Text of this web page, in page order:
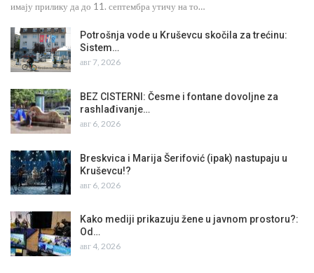
имају прилику да до 11. септембра утичу на то…
Potrošnja vode u Kruševcu skočila za trećinu:
Sistem…
авг 7, 2026
BEZ CISTERNI: Česme i fontane dovoljne za
rashlađivanje…
авг 6, 2026
Breskvica i Marija Šerifović (ipak) nastupaju u
Kruševcu!?
авг 6, 2026
Kako mediji prikazuju žene u javnom prostoru?:
Od…
авг 4, 2026